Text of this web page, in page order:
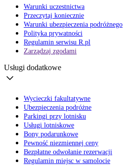
Warunki uczestnictwa
Przeczytaj koniecznie
Warunki ubezpieczenia podróżnego
Polityka prywatności
Regulamin serwisu R.pl
Zarządzaj zgodami
Usługi dodatkowe
Wycieczki fakultatywne
Ubezpieczenia podróżne
Parkingi przy lotnisku
Usługi lotniskowe
Bony podarunkowe
Pewność niezmiennej ceny
Bezpłatne odwołanie rezerwacji
Regulamin miejsc w samolocie